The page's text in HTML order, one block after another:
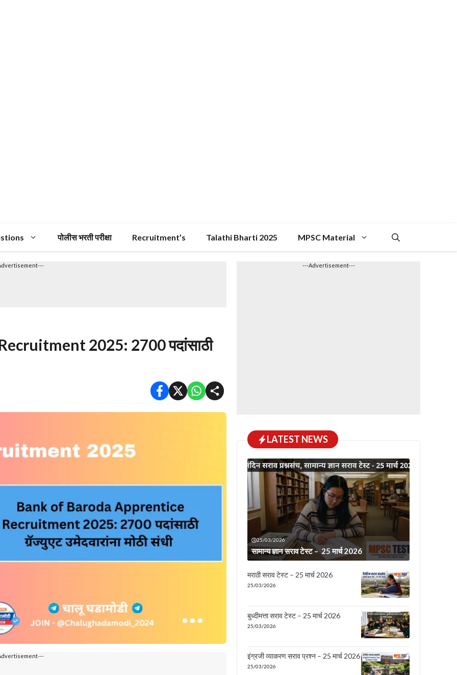
पोलीस भरती परीक्षा Recruitment’s Talathi Bharti 2025 MPSC Material
2025: 2700 पदांसाठी
---Advertisement---
LATEST NEWS
25/03/2026
सामान्य ज्ञान सराव टेस्ट – 25 मार्च 2026
मराठी सराव टेस्ट – 25 मार्च 2026
25/03/2026
बुध्दीमत्ता सराव टेस्ट – 25 मार्च 2026
25/03/2026
इंग्रजी व्याकरण सराव प्रश्न – 25 मार्च 2026
25/03/2026